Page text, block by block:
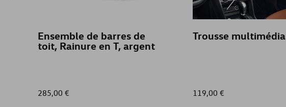
Ensemble de barres de
toit, Rainure en T, argent
285,00 €
Trousse multimédia
119,00 €